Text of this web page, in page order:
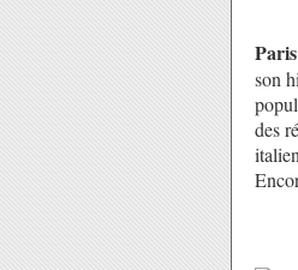
Paris
son
des